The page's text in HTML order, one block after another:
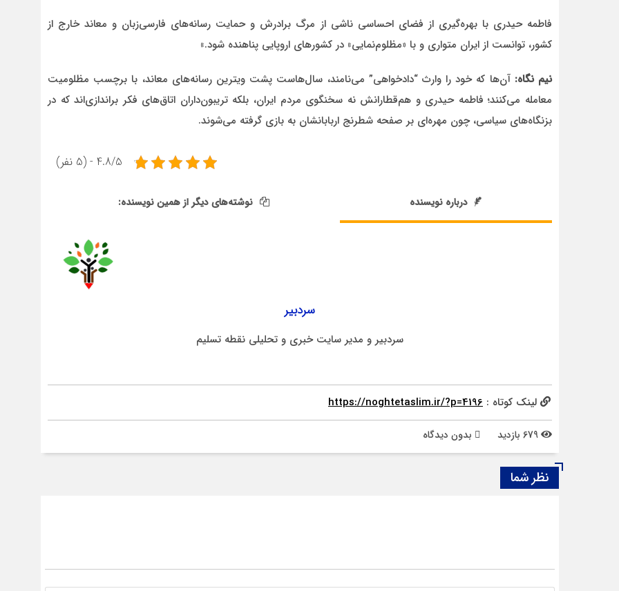
فاطمه حیدری با بهره‌گیری از فضای احساسی ناشی از مرگ برادرش و حمایت رسانه‌های فارسی‌زبان و معاند خارج از
کشور، توانست از ایران متواری و با «مظلوم‌نمایی» در کشورهای اروپایی پناهنده شود.»
نیم نگاه: آن‌ها که خود را وارث “دادخواهی” می‌نامند، سال‌هاست پشت ویترین رسانه‌های معاند، با برچسب مظلومیت
معامله می‌کنند؛ فاطمه حیدری و هم‌قطارانش نه سخنگوی مردم ایران، بلکه تریبون‌داران اتاق‌های فکر براندازی‌اند که در
بزنگاه‌های سیاسی، چون مهره‌ای بر صفحه شطرنج اربابانشان به بازی گرفته می‌شوند.
4.8/5 - (5 نفر)
درباره نویسنده نوشته‌های دیگر از همین نویسنده:
سردبیر
سردبیر و مدیر سایت خبری و تحلیلی نقطه تسلیم
لینک کوتاه : https://noghtetaslim.ir/?p=4196
بدون دیدگاه
نظر شما